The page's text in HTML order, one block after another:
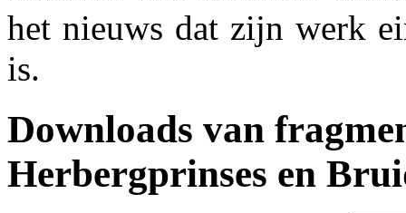
het nieuws dat zijn werk
is.
Downloads van
Herbergprinses en